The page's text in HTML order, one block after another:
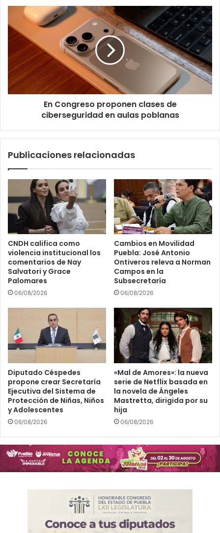
pensiones
Congreso
proponen
clases
ciberseguridad
en
aulas
poblanas
En Congreso proponen clases de
ciberseguridad en aulas poblanas
Publicaciones relacionadas
CNDH califica como
violencia institucional los
comentarios de Nay
Salvatori y Grace
Palomares
06/08/2026
Cambios en Movilidad
Puebla: José Antonio
Ontiveros releva a Norman
Campos en la
Subsecretaría
06/08/2026
Diputado Céspedes
propone crear Secretaría
Ejecutiva del Sistema de
Protección de Niñas, Niños
y Adolescentes
06/08/2026
«Mal de Amores»: la nueva
serie de Netflix basada en
la novela de Ángeles
Mastretta, dirigida por su
hija
06/08/2026